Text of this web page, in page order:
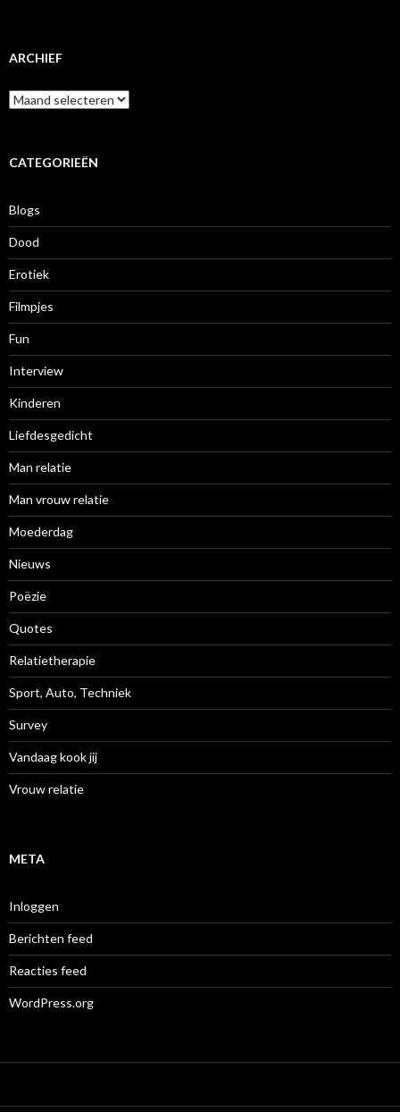
ARCHIEF
A
r
iCATEGORIEËN
Blogs
Dood
Erotiek
Filmpjes
Fun
Interview
Kinderen
Liefdesgedicht
Man relatie
Man vrouw relatie
Moederdag
Nieuws
Poëzie
Quotes
Relatietherapie
Sport, Auto, Techniek
Survey
Vandaag kook jij
Vrouw relatie
META
Inloggen
Berichten feed
Reacties feed
WordPress.org